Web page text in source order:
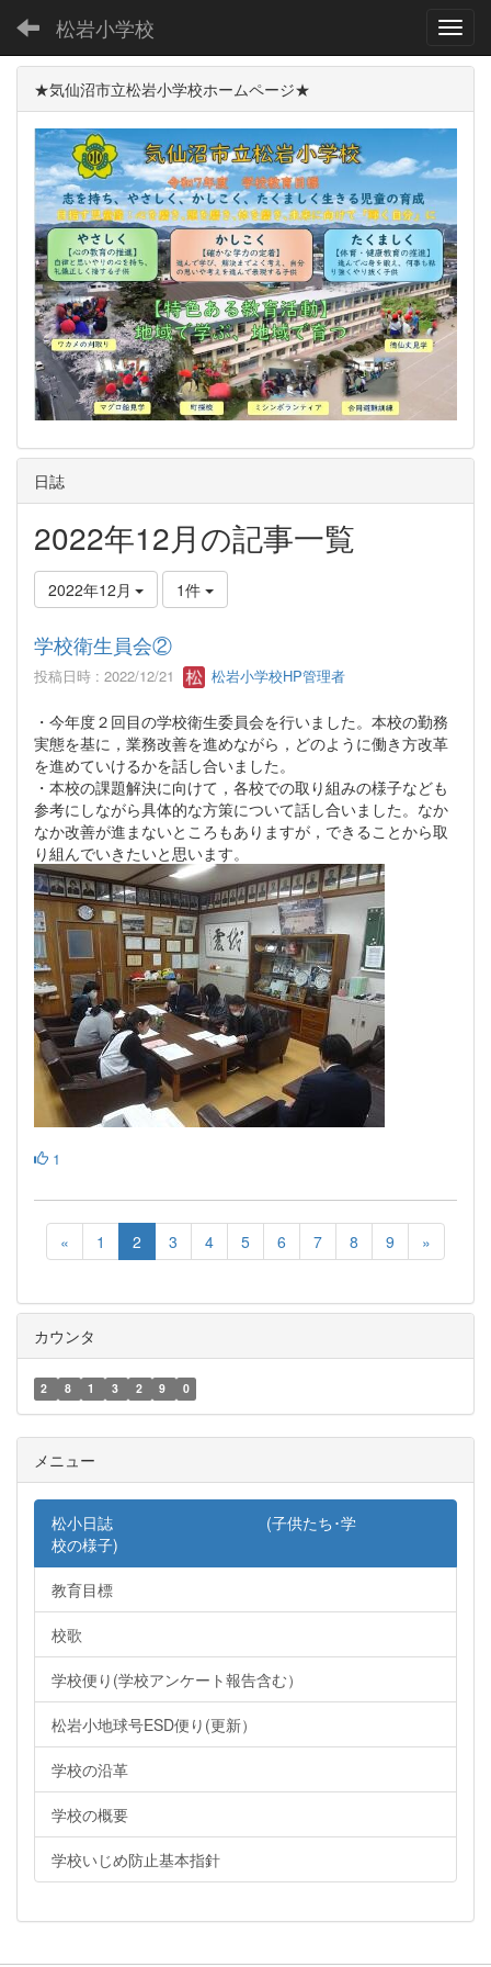
松岩小学校
★気仙沼市立松岩小学校ホームページ★
日誌
2022年12月の記事一覧
2022年12月 1件
学校衛生員会②
投稿日時 : 2022/12/21 松岩小学校HP管理者
・今年度２回目の学校衛生委員会を行いました。本校の勤務
実態を基に，業務改善を進めながら，どのように働き方改革
を進めていけるかを話し合いました。
・本校の課題解決に向けて，各校での取り組みの様子なども
参考にしながら具体的な方策について話し合いました。なか
なか改善が進まないところもありますが，できることから取
り組んでいきたいと思います。
1
« 1 2 3 4 5 6 7 8 9 »
カウンタ
2 8 1 3 2 9 0
メニュー
松小日誌 (子供たち･学
校の様子)
教育目標
校歌
学校便り(学校アンケート報告含む）
松岩小地球号ESD便り(更新）
学校の沿革
学校の概要
学校いじめ防止基本指針